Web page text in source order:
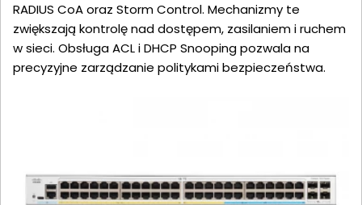
RADIUS CoA oraz Storm Control. Mechanizmy te
zwiększają kontrolę nad dostępem, zasilaniem i ruchem
w sieci. Obsługa ACL i DHCP Snooping pozwala na
precyzyjne zarządzanie politykami bezpieczeństwa.